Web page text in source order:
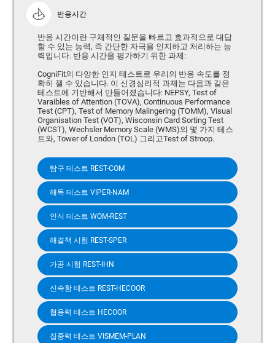
반응시간
반응 시간이란 구체적인 질문을 빠르고 효과적으로 대답
할 수 있는 능력, 즉 간단한 자극을 인지하고 처리하는 능
력입니다. 반응 시간을 평가하기 위한 과제:
CogniFit의 다양한 인지 테스트로 우리의 반응 속도를 정
확히 잴 수 있습니다. 이 신경심리적 과제는 다음과 같은
테스트에 기반해서 만들어졌습니다: NEPSY, Test of
Varaibles of Attention (TOVA), Continuous Performance
Test (CPT), Test of Memory Malingering (TOMM), Visual
Organisation Test (VOT), Wisconsin Card Sorting Test
(WCST), Wechsler Memory Scale (WMS)의 몇 가지 테스
트와, Tower of London (TOL) 그리고Test of Stroop.
탐구 테스트 REST-COM
해독 테스트 VIPER-NAM
인식 테스트 WOM-REST
해결책 시험 REST-SPER
가공 시험 REST-IHN
신속함 테스트 REST-HECOOR
협응력 테스트 HECOOR
집중력 테스트 VISMEM-PLAN